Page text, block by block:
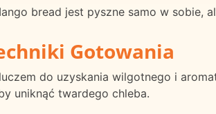
bread jest pyszne samo w sobie,
Gotowania
do uzyskania wilgotnego i
uniknąć twardego chleba.